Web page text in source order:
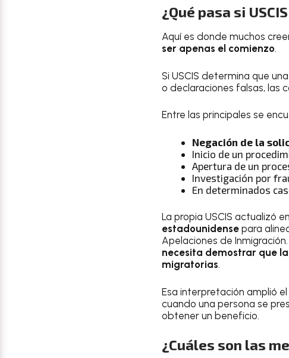
¿Qué pasa si
Aquí es donde muchos
ser apenas el comienzo.
Si USCIS determina que
o declaraciones falsas, las
Entre las principales se
Negación de la
Inicio de un
Apertura de un
Investigación por
En determinados
La propia USCIS actualizó
estadounidense para
Apelaciones de
necesita demostrar que
migratorias.
Esa interpretación amplió
cuando una persona se
obtener un beneficio.
¿Cuáles son las